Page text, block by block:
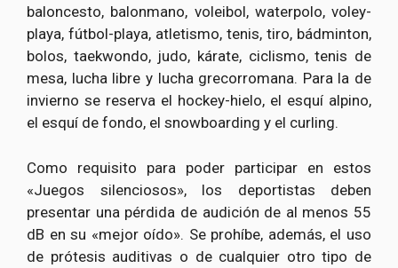
baloncesto, balonmano, voleibol, waterpolo, voley-
playa, fútbol-playa, atletismo, tenis, tiro, bádminton,
bolos, taekwondo, judo, kárate, ciclismo, tenis de
mesa, lucha libre y lucha grecorromana. Para la de
invierno se reserva el hockey-hielo, el esquí alpino,
el esquí de fondo, el snowboarding y el curling.
Como requisito para poder participar en estos
«Juegos silenciosos», los deportistas deben
presentar una pérdida de audición de al menos 55
dB en su «mejor oído». Se prohíbe, además, el uso
de prótesis auditivas o de cualquier otro tipo de